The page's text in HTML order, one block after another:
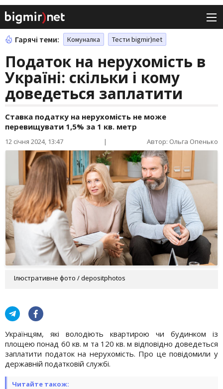
Гарячі теми: Комуналка Тести bigmir)net
Податок на нерухомість в
Україні: скільки і кому
доведеться заплатити
Ставка податку на нерухомість не може
перевищувати 1,5% за 1 кв. метр
12 січня 2024, 13:47 | Автор: Ольга Опенько
Ілюстративне фото / depositphotos
Українцям, які володіють квартирою чи будинком із
площею понад 60 кв. м та 120 кв. м відповідно доведеться
заплатити податок на нерухомість. Про це повідомили у
державній податковій службі.
Читайте також: